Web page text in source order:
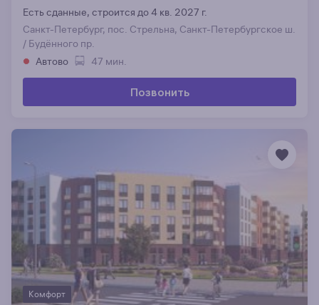
Есть сданные, строится до 4 кв. 2027 г.
Санкт-Петербург, пос. Стрельна, Санкт-Петербургское ш.
/ Будённого пр.
Автово
47 мин.
Позвонить
Комфорт